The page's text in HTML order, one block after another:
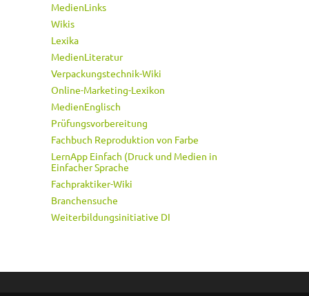
MedienLinks
Wikis
Lexika
MedienLiteratur
Verpackungstechnik-Wiki
Online-Marketing-Lexikon
MedienEnglisch
Prüfungsvorbereitung
Fachbuch Reproduktion von Farbe
LernApp Einfach (Druck und Medien in
Einfacher Sprache
Fachpraktiker-Wiki
Branchensuche
Weiterbildungsinitiative DI